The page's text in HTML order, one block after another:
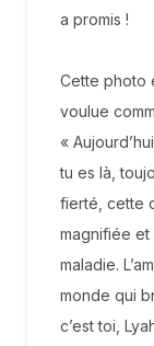
a promis !
Cette photo
voulue
«
tu es là,
fierté, cette
magnifiée
maladie.
monde qui
c’est toi,